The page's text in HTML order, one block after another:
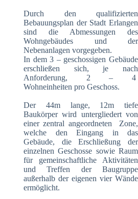
Durch den qualifizierten
Bebauungsplan der Stadt Erlangen
sind die Abmessungen des
Wohngebäudes und der
Nebenanlagen vorgegeben.
In dem 3 – geschossigen Gebäude
erschließen sich, je nach
Anforderung, 2 – 4
Wohneinheiten pro Geschoss.
Der 44m lange, 12m tiefe
Baukörper wird untergliedert von
einer zentral angeordneten Zone,
welche den Eingang in das
Gebäude, die Erschließung der
einzelnen Geschosse sowie Raum
für gemeinschaftliche Aktivitäten
und Treffen der Baugruppe
außerhalb der eigenen vier Wände
ermöglicht.